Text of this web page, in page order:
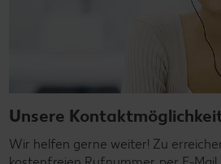
Unsere
Wir helfen gerne weiter! Zu